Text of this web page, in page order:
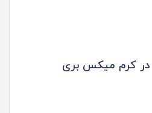
در کرم میکس بری